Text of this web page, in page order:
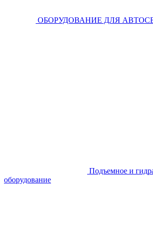
ОБОРУДОВАНИЕ ДЛЯ
Подъемное и
оборудование